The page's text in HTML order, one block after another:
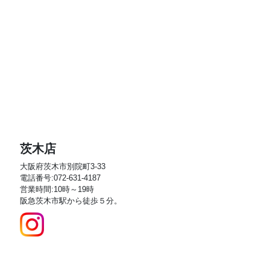
茨木店
大阪府茨木市別院町3-33
電話番号:072-631-4187
営業時間:10時～19時
阪急茨木市駅から徒歩５分。